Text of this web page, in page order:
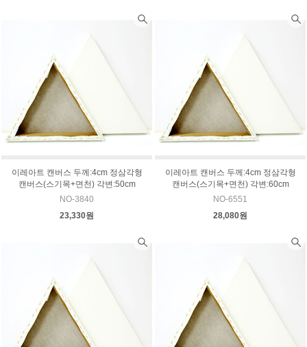
이레아트 캔버스 두께:4cm 정삼각형
캔버스(스기목+면천) 각변:50cm
NO-3840
23,330원
이레아트 캔버스 두께:4cm 정삼각형
캔버스(스기목+면천) 각변:60cm
NO-6551
28,080원